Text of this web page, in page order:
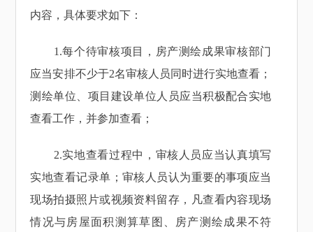
内容，具体要求如下：
1.每个待审核项目，房产测绘成果审核部门
应当安排不少于2名审核人员同时进行实地查看；
测绘单位、项目建设单位人员应当积极配合实地
查看工作，并参加查看；
2.实地查看过程中，审核人员应当认真填写
实地查看记录单；审核人员认为重要的事项应当
现场拍摄照片或视频资料留存，凡查看内容现场
情况与房屋面积测算草图、房产测绘成果不符